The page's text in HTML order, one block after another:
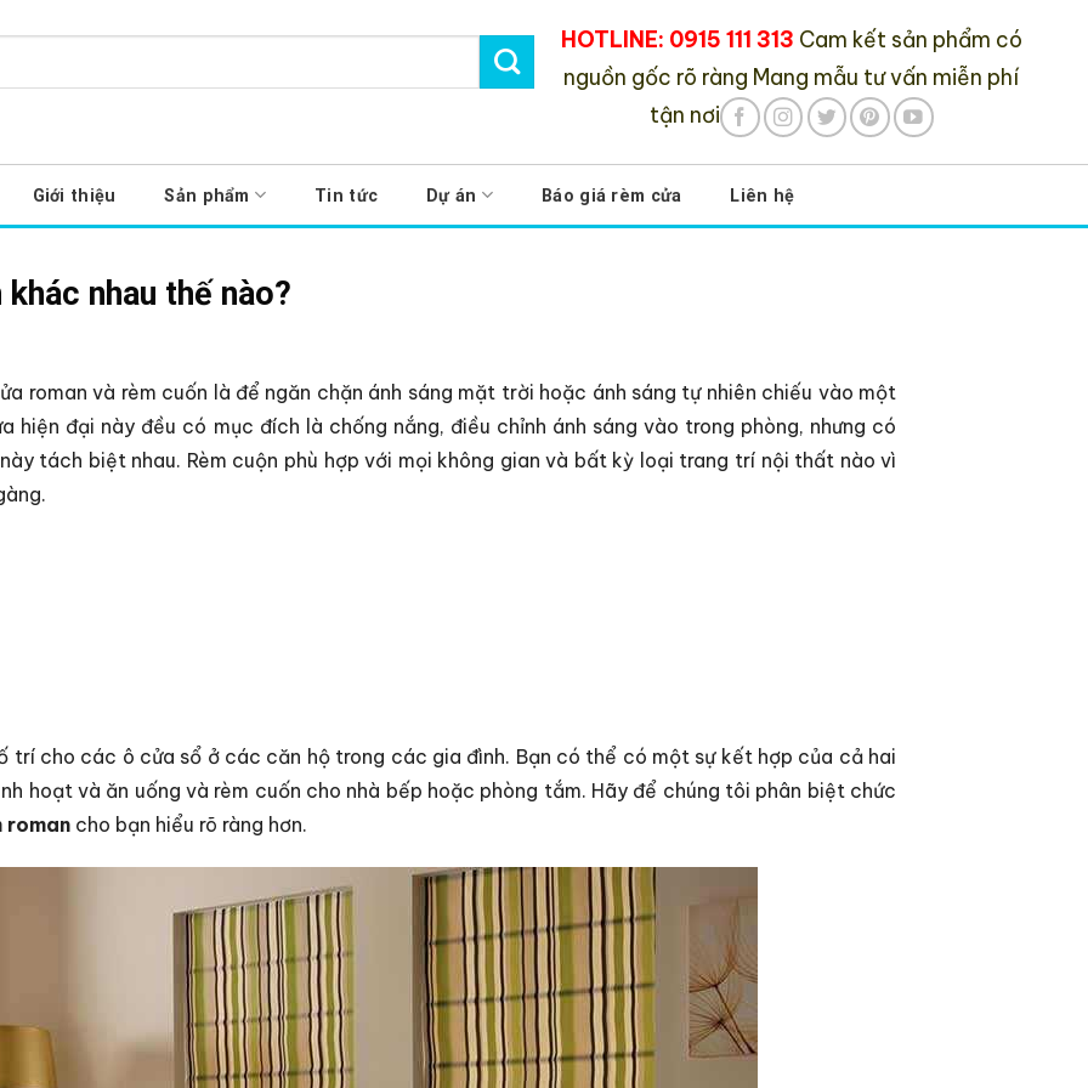
HOTLINE: 0915 111 313 Cam kết sản phẩm có
nguồn gốc rõ ràng Mang mẫu tư vấn miễn phí
tận nơi
Giới thiệu Sản phẩm Tin tức Dự án Báo giá rèm cửa Liên hệ
nhau thế nào?
roman và rèm cuốn là để ngăn chặn ánh sáng mặt trời hoặc ánh sáng tự nhiên chiếu vào một
hiện đại này đều có mục đích là chống nắng, điều chỉnh ánh sáng vào trong phòng, nhưng có
tách biệt nhau. Rèm cuộn phù hợp với mọi không gian và bất kỳ loại trang trí nội thất nào vì
trí cho các ô cửa sổ ở các căn hộ trong các gia đình. Bạn có thể có một sự kết hợp của cả hai
hoạt và ăn uống và rèm cuốn cho nhà bếp hoặc phòng tắm. Hãy để chúng tôi phân biệt chức
romancho bạn hiểu rõ ràng hơn.